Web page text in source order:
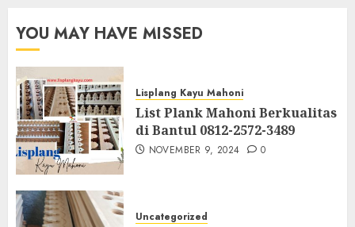
YOU MAY HAVE MISSED
Lisplang Kayu Mahoni
List Plank Mahoni Berkualitas
di Bantul 0812-2572-3489
NOVEMBER 9, 2024 0
Uncategorized